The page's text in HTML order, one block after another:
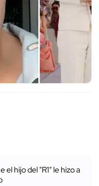
el hijo del "R1" le hizo a